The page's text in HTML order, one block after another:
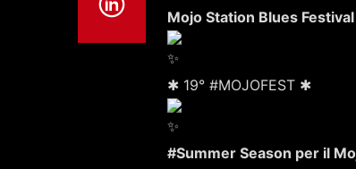
Mojo Station Blues
✱ 19° #MOJOFEST ✱
#Summer Season per il